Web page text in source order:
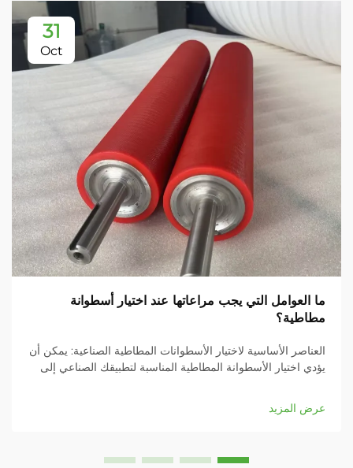
31
Oct
ما العوامل التي يجب مراعاتها عند اختيار أسطوانة
مطاطية؟
العناصر الأساسية لاختيار الأسطوانات المطاطية الصناعية: يمكن أن
يؤدي اختيار الأسطوانة المطاطية المناسبة لتطبيقك الصناعي إلى
سواء كنت تعمل في مجال الطباعة...
عرض المزيد